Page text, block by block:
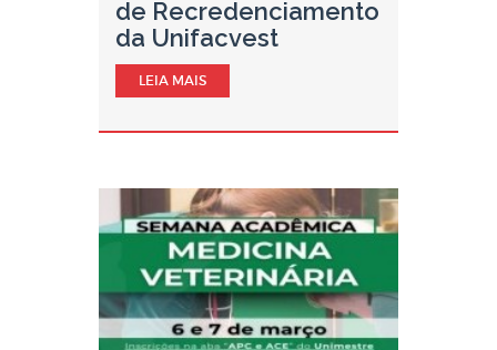
de Recredenciamento
da Unifacvest
LEIA MAIS